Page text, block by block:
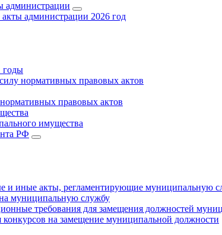
администрации
администрации 2026 год
годы
нормативных правовых актов
правовых актов
имущества
РФ
и иные акты, регламентирующие муниципальную
муниципальную службу
требования для замещения должностей
конкурсов на замещение муниципальной должности